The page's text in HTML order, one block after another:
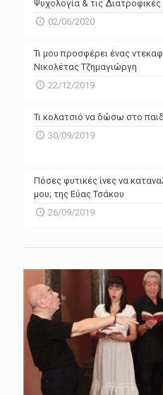
Ψυχολογία & τις Διατροφικές
02/06/2020
Τι μου προσφέρει ένας
Νικολέτας Τζημαγιώργη
22/12/2019
Τι κολατσιό να δώσω στο
30/09/2019
Πόσες φυτικές ίνες να
μου; της Εύας Τσάκου
26/09/2019